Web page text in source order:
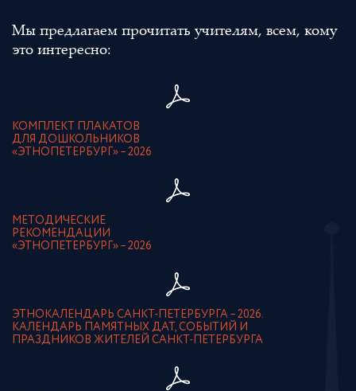
Мы предлагаем прочитать учителям, всем, кому
это интересно:
КОМПЛЕКТ ПЛАКАТОВ
ДЛЯ ДОШКОЛЬНИКОВ
«ЭТНОПЕТЕРБУРГ» – 2026
МЕТОДИЧЕСКИЕ
РЕКОМЕНДАЦИИ
«ЭТНОПЕТЕРБУРГ» – 2026
ЭТНОКАЛЕНДАРЬ САНКТ-ПЕТЕРБУРГА – 2026.
КАЛЕНДАРЬ ПАМЯТНЫХ ДАТ, СОБЫТИЙ И
ПРАЗДНИКОВ ЖИТЕЛЕЙ САНКТ-ПЕТЕРБУРГА